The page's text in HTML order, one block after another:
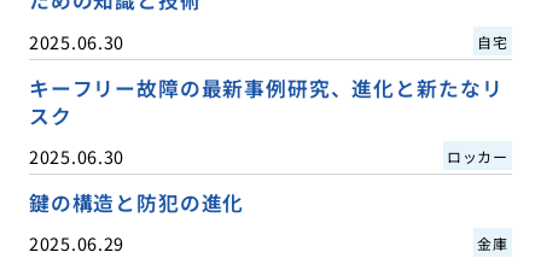
2025.06.30 自宅
キーフリー故障の最新事例研究、進化と新たなリ
スク
2025.06.30 ロッカー
鍵の構造と防犯の進化
2025.06.29 金庫